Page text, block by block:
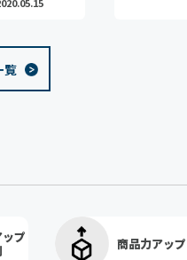
覧
プ
商品力アップ